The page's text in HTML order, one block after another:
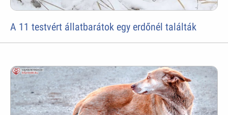
A 11 testvért állatbarátok egy erdőnél találták